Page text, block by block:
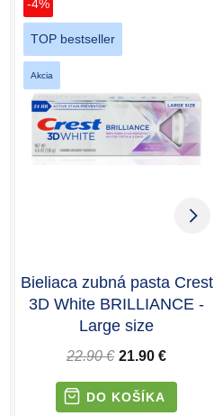
-4%
TOP bestseller
Akcia
Bieliaca zubná pasta Crest
3D White BRILLIANCE -
Large size
22.90 € 21.90 €